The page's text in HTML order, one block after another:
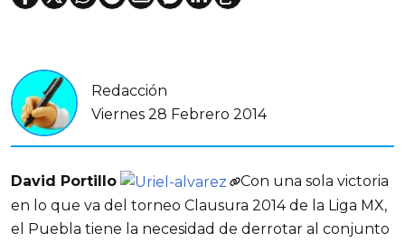
Redacción
Viernes 28 Febrero 2014
David Portillo
Con una sola victoria
en lo que va del torneo Clausura 2014 de la Liga MX,
el Puebla tiene la necesidad de derrotar al conjunto